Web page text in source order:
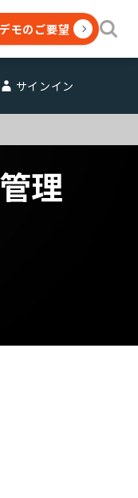
モのご要望
サインイン
理